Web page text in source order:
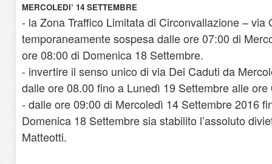
MERCOLEDI’ 14 SETTEMBRE
- la Zona Traffico Limitata di Circonvallazione – via
temporaneamente sospesa dalle ore 07:00 di
ore 08:00 di Domenica 18 Settembre.
- invertire il senso unico di via Dei Caduti da
dalle ore 08.00 fino a Lunedì 19 Settembre alle ore
- dalle ore 09:00 di Mercoledì 14 Settembre 2016
Domenica 18 Settembre sia stabilito l’assoluto
Matteotti.